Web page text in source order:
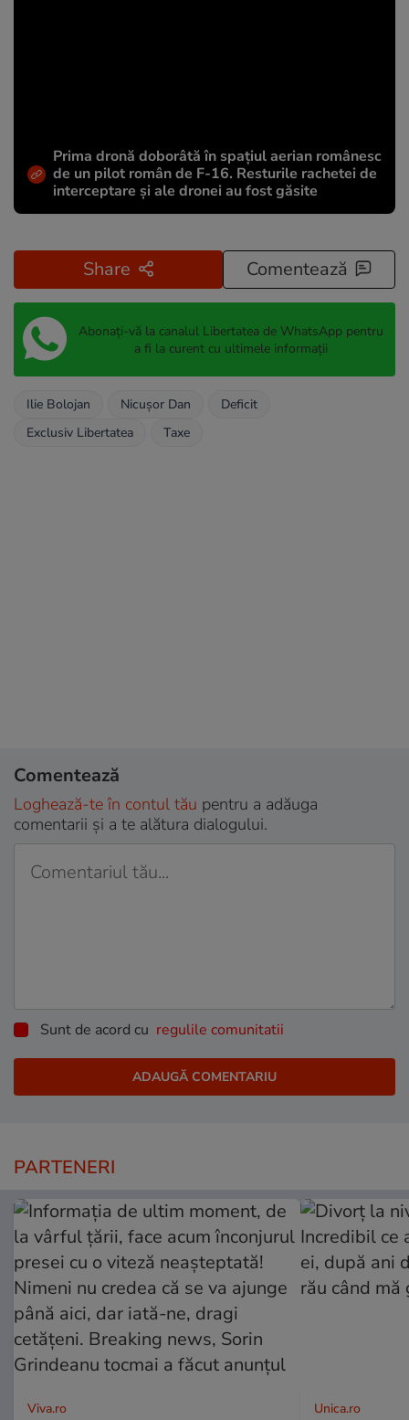
Prima dronă doborâtă în spațiul aerian românesc
de un pilot român de F-16. Resturile rachetei de
interceptare și ale dronei au fost găsite
Share Comentează
Abonați-vă la canalul Libertatea de WhatsApp pentru
a fi la curent cu ultimele informații
Ilie Bolojan Nicușor Dan
Deficit
Exclusiv Libertatea
Taxe
Comentează
Loghează-te în contul tău pentru a adăuga
comentarii și a te alătura dialogului.
Sunt de acord cu regulile comunitatii
PARTENERI
Viva.ro Unica.ro